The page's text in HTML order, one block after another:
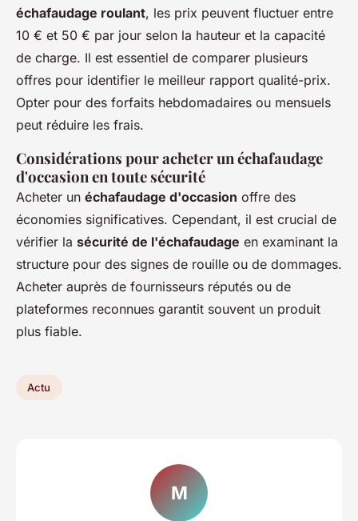
échafaudage roulant, les prix peuvent fluctuer entre
10 € et 50 € par jour selon la hauteur et la capacité
de charge. Il est essentiel de comparer plusieurs
offres pour identifier le meilleur rapport qualité-prix.
Opter pour des forfaits hebdomadaires ou mensuels
peut réduire les frais.
Considérations pour acheter un échafaudage
d'occasion en toute sécurité
Acheter un échafaudage d'occasion offre des
économies significatives. Cependant, il est crucial de
vérifier la sécurité de l'échafaudage en examinant la
structure pour des signes de rouille ou de dommages.
Acheter auprès de fournisseurs réputés ou de
plateformes reconnues garantit souvent un produit
plus fiable.
Actu
M